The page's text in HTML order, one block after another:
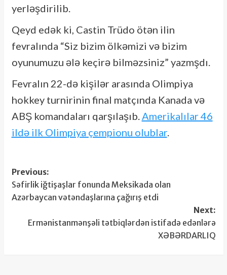
yerləşdirilib.
Qeyd edək ki, Castin Trüdo ötən ilin
fevralında “Siz bizim ölkəmizi və bizim
oyunumuzu ələ keçirə bilməzsiniz” yazmşdı.
Fevralın 22-də kişilər arasında Olimpiya
hokkey turnirinin final matçında Kanada və
ABŞ komandaları qarşılaşıb.Amerikalılar 46
ildə ilk Olimpiya çempionu olublar.
Post
navigation
Previous:
Səfirlik iğtişaşlar fonunda Meksikada olan
Azərbaycan vətəndaşlarına çağırış etdi
Next:
Ermənistanmənşəli tətbiqlərdən istifadə edənlərə
XƏBƏRDARLIQ